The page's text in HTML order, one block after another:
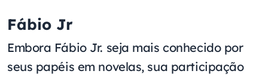
Fábio Jr
Embora Fábio Jr. seja mais conhecido por
seus papéis em novelas, sua participação